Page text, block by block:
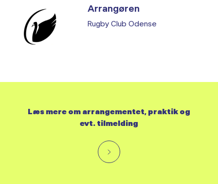
Arrangøren
Rugby Club Odense
Læs mere om arrangementet, praktik og
evt. tilmelding